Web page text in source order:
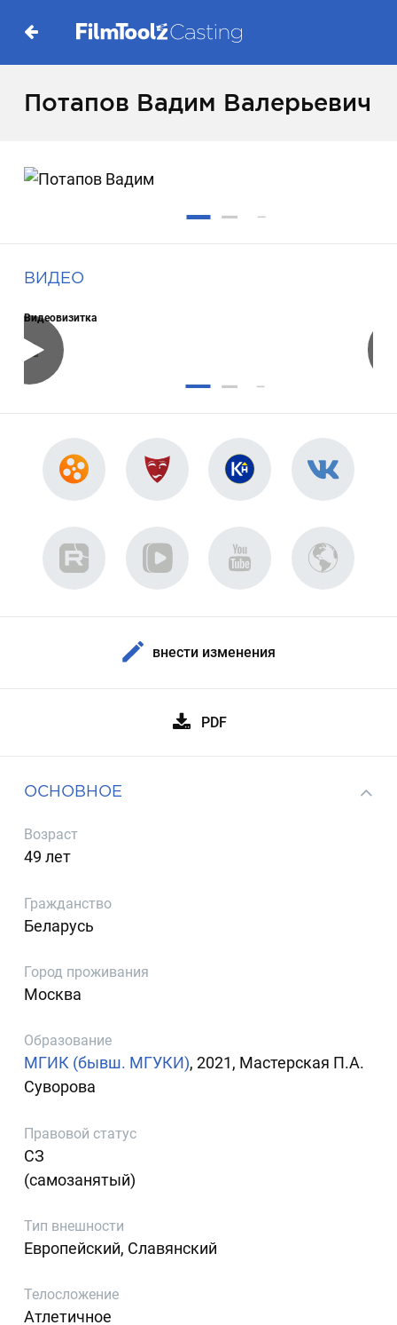
Потапов Вадим Валерьевич
ВИДЕО
Видеовизитка
внести изменения
PDF
ОСНОВНОЕ
Возраст
49 лет
Гражданство
Беларусь
Город проживания
Москва
Образование
МГИК (бывш. МГУКИ), 2021, Мастерская П.А.
Суворова
Правовой статус
СЗ
(самозанятый)
Тип внешности
Европейский, Славянский
Телосложение
Атлетичное